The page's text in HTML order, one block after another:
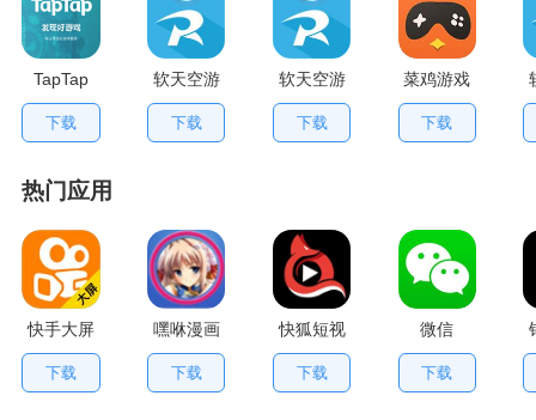
TapTap
V2.84.0
手机版
下载
软天空游
戏盒应用
下载
软天空游
戏大全
App
下载
菜鸡游戏
不用排队
版
下载
热门应用
快手大屏
版
下载
嘿咻漫画
下载
快狐短视
频
下载
微信
下载